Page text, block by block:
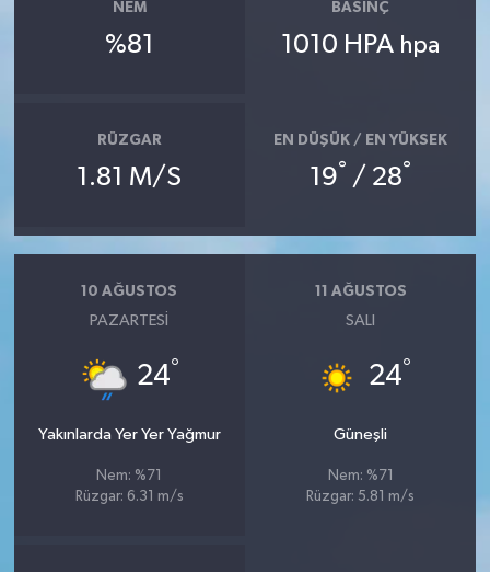
NEM
%81
BASINÇ
1010 HPA hpa
RÜZGAR
1.81 M/S
EN DÜŞÜK / EN YÜKSEK
19° / 28°
10 AĞUSTOS
PAZARTESI
24°
Yakınlarda Yer Yer Yağmur
Nem: %71
Rüzgar: 6.31 m/s
11 AĞUSTOS
SALI
24°
Güneşli
Nem: %71
Rüzgar: 5.81 m/s